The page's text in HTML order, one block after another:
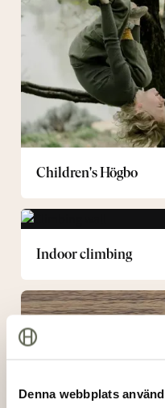
Denna webbplats
Children's Högbo
Indoor climbing
Indoor
Swimming
in
Högbo